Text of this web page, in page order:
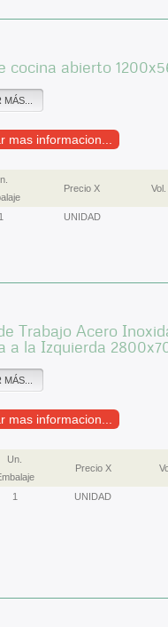
cocina abierto
MÁS...
mas informacion...
Precio X Vol.
1 UNIDAD
Trabajo Acero
a la Izquierda
MÁS...
mas informacion...
Un.
Precio X
1 UNIDAD